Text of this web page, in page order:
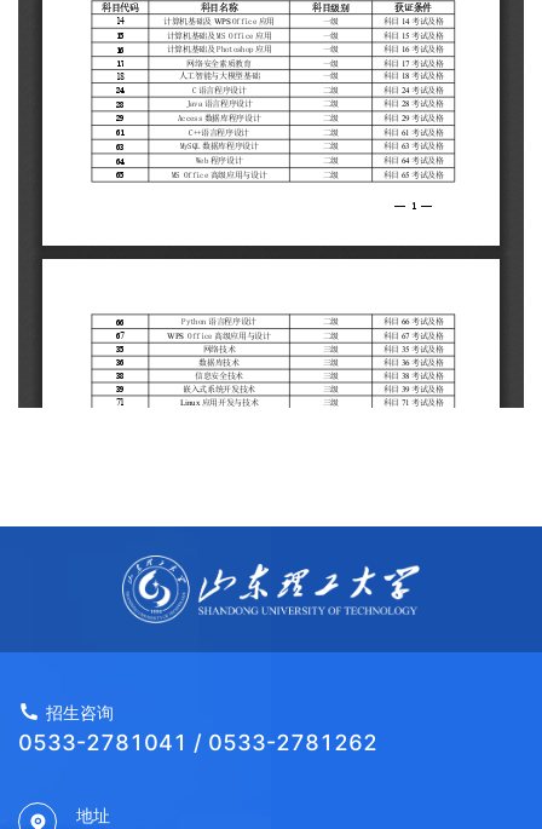
招生咨询
0533-2781041 / 0533-2781262
地址